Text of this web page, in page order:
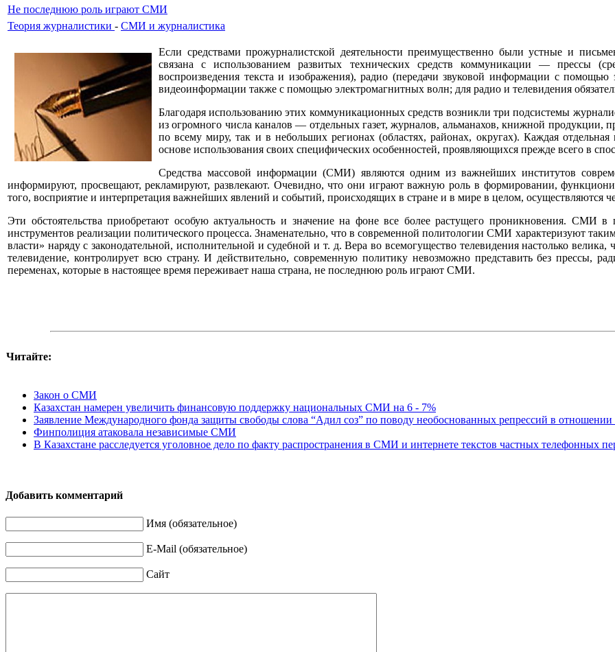
Не последнюю роль играют СМИ
Теория журналистики - СМИ и журналистика
Если средствами прожурналистской деятельности преимущественно были устные и
связана с использованием развитых технических средств коммуникации — прессы
воспроизведения текста и изображения), радио (пе­редачи звуковой информации с
видеоинформации также с помо­щью электромагнитных волн; для радио и телевидения
Благодаря использованию этих коммуникационных средств возник­ли три подсистемы
из огромного числа каналов — отдельных га­зет, журналов, альманахов, книжной продукции,
по всему миру, так и в небольших регионах (областях, районах, округах). Каждая
основе использования своих специфических особенностей, проявляющихся прежде всего в
Средства массовой информации (СМИ) являются одним из важнейших институтов
информируют, просвещают, рекламируют, развлекают. Очевидно, что они играют важную роль в формировании,
того, восприятие и интерпретация важнейших явлений и событий, происходящих в стране и в мире в целом,
Эти обстоятельства приобретают особую актуальность и значение на фоне все более растущего проникновения.
инструментов реализации политического процесса. Знаменательно, что в современной политологии СМИ характеризуют
власти» наряду с законодательной, исполнительной и судебной и т. д. Вера во всемогущество телевидения настолько
телевидение, контролирует всю страну. И действительно, современную политику невозможно представить без прессы,
переменах, которые в настоящее время переживает наша страна, не последнюю роль играют СМИ.
Читайте:
Закон о СМИ
Казахстан намерен увеличить финансовую поддержку национальных СМИ на 6 - 7%
Заявление Международного фонда защиты свободы слова “Адил соз” по поводу необоснованных репрессий в
Финполиция атаковала независимые СМИ
В Казахстане расследуется уголовное дело по факту распространения в СМИ и интернете текстов частных телефонных
Добавить комментарий
Имя (обязательное)
E-Mail (обязательное)
Сайт